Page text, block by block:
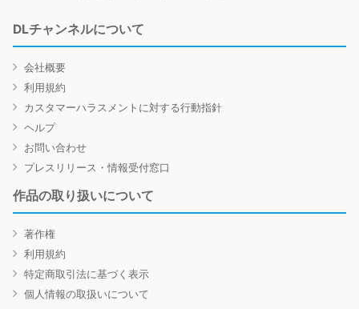
DLチャンネルについて
会社概要
利用規約
カスタマーハラスメントに対する行動指針
ヘルプ
お問い合わせ
プレスリリース・情報受付窓口
作品の取り扱いについて
著作権
利用規約
特定商取引法に基づく表示
個人情報の取扱いについて